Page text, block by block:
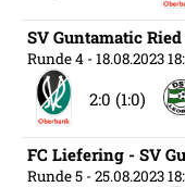
SV Guntamatic
Runde 4 - 18.08.2023
2:0 (1:0)
FC Liefering - SV
Runde 5 - 25.08.2023